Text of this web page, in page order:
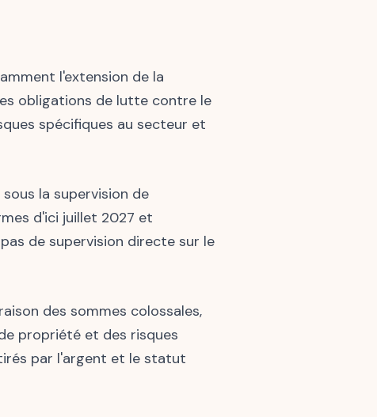
l'extension de la
obligations de lutte contre le
spécifiques au secteur et
la supervision de
d'ici juillet 2027 et
de supervision directe sur le
des sommes colossales,
propriété et des risques
par l'argent et le statut